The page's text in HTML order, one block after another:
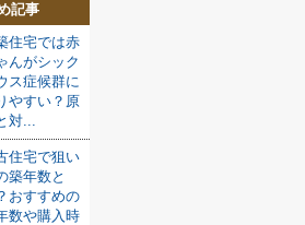
記事
住宅では赤
んがシック
ス症候群に
やすい？原
対...
住宅で狙い
築年数と
おすすめの
数や購入時